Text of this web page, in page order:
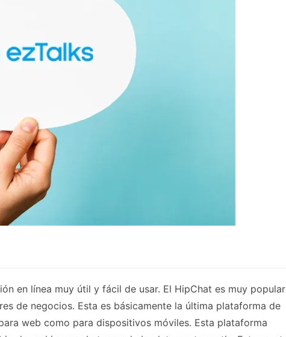
en línea muy útil y fácil de usar. El HipChat es muy popular
de negocios. Esta es básicamente la última plataforma de
web como para dispositivos móviles. Esta plataforma